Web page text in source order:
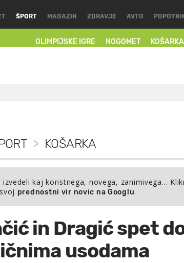
ŠPORT
OLIMPIJSKE IGRE NOGOMET KOŠARKA
MAGAZIN ZDRAVJE AVTO
> KOŠARKA
izvedeli kaj koristnega, novega, zanimivega…
prednostni vir novic na Googlu.
in Dragić spet
usodama